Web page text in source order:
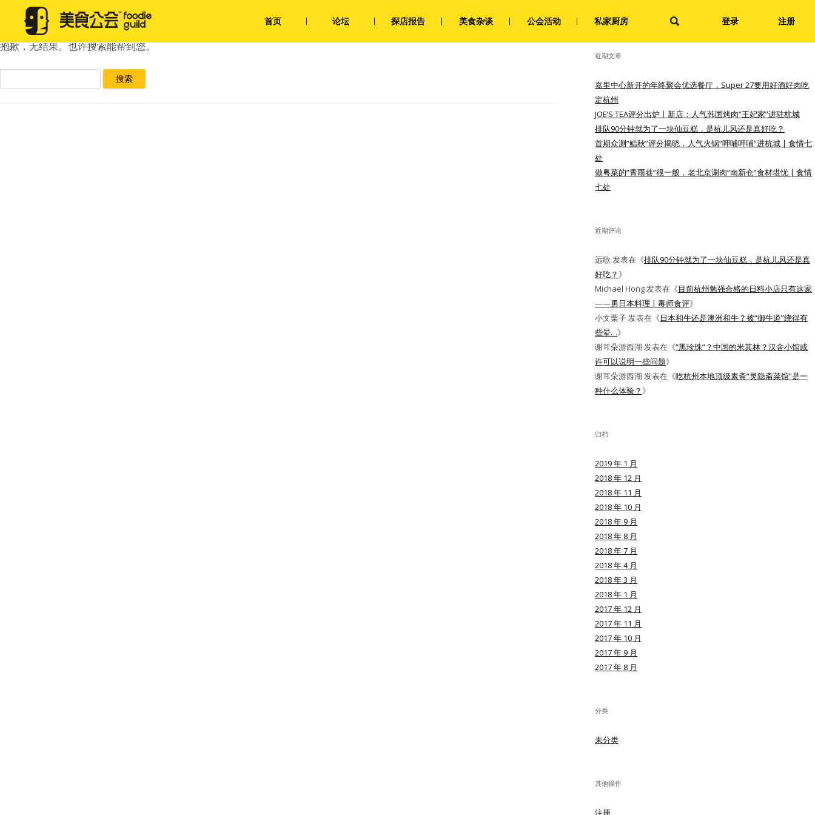
登录 注册
首页 论坛 探店报告 美食杂谈 公会活动 私家厨房
未找到
抱歉，无结果。也许搜索能帮到您。
索：
索：
近期文章
嘉里中心新开的年终聚会优选餐厅，Super 27要用好酒好肉吃
定杭州
JOE’S TEA评分出炉丨新店：人气韩国烤肉“王妃家”进驻杭城
排队90分钟就为了一块仙豆糕，是杭儿风还是真好吃？
首期众测“鮨秋”评分揭晓，人气火锅“呷哺呷哺”进杭城 | 食情七
处
做粤菜的“青雨巷”很一般，老北京涮肉“南新仓”食材堪忧 | 食情
七处
近期评论
远歌 发表在《排队90分钟就为了一块仙豆糕，是杭儿风还是真
好吃？ 》
Michael Hong发表在《目前杭州勉强合格的日料小店只有这家
——勇日本料理 | 毒师食评》
小文栗子发表在《日本和牛还是澳洲和牛？被“御牛道”绕得有
些晕…》
谢耳朵游西湖 发表在《“黑珍珠”？中国的米其林？汉舍小馆或
许可以说明一些问题》
谢耳朵游西湖 发表在《吃杭州本地顶级素斋“灵隐斋菜馆”是一
种什么体验？ 》
归档
2019 年 1 月
2018 年 12 月
2018 年 11 月
2018 年 10 月
2018 年 9 月
2018 年 8 月
2018 年 7 月
2018 年 4 月
2018 年 3 月
2018 年 1 月
2017 年 12 月
2017 年 11 月
2017 年 10 月
2017 年 9 月
2017 年 8 月
分类
未分类
其他操作
注册